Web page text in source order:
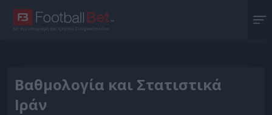
Με την υπογραφή του Χρήστου Σωτηρακόπουλου
Βαθμολογία και Στατιστικά
Ιράν